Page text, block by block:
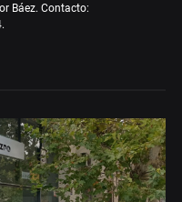
Báez. Contacto: